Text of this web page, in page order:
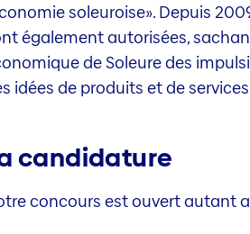
soleuroise». Depuis
également autorisées,
de Soleure des
idées de produits et de
candidature
concours est ouvert autant